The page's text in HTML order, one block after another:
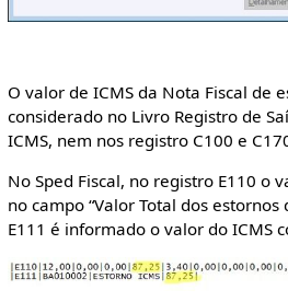
O valor de ICMS da Nota Fiscal de
considerado no Livro Registro de
ICMS, nem nos registro C100 e
No Sped Fiscal, no registro E110 o
no campo “Valor Total dos
E111 é informado o valor do ICMS